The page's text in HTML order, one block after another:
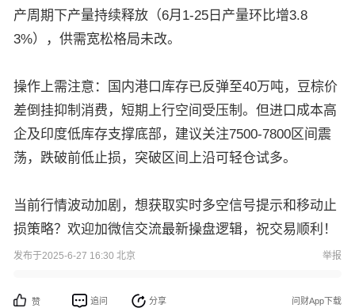
产周期下产量持续释放（6月1-25日产量环比增3.8
3%），供需宽松格局未改。
操作上需注意：国内港口库存已反弹至40万吨，豆棕价
差倒挂抑制消费，短期上行空间受压制。但进口成本高
企及印度低库存支撑底部，建议关注7500-7800区间震
荡，跌破前低止损，突破区间上沿可轻仓试多。
当前行情波动加剧，想获取实时多空信号提示和移动止
损策略？欢迎加微信交流最新操盘逻辑，祝交易顺利！
发布于2025-6-27 16:30 北京 举报
赞 追问 分享 问财App下载